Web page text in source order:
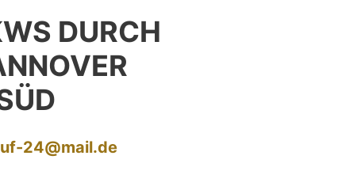
DURCH
24@mail.de